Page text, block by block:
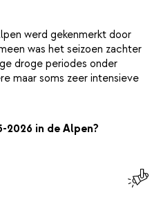
werd gekenmerkt door
was het seizoen zachter
droge periodes onder
maar soms zeer intensieve
2026 in de Alpen?